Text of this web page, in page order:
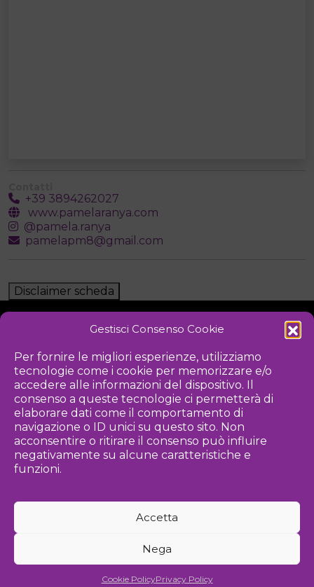
Gestisci Consenso Cookie
Per fornire le migliori esperienze, utilizziamo
tecnologie come i cookie per memorizzare e/o
accedere alle informazioni del dispositivo. Il
consenso a queste tecnologie ci permetterà di
elaborare dati come il comportamento di
navigazione o ID unici su questo sito. Non
acconsentire o ritirare il consenso può influire
negativamente su alcune caratteristiche e
funzioni.
Accetta
Nega
Cookie PolicyPrivacy Policy
+39 3894262027
www.pamelaranya.com
@pamela.ranya
pamelapm8@gmail.com
Disclaimer scheda
PRIVACY POLICY
Iniziativa
Associazione culturale per la promozione delle arti visive
2026 Associazione Kou - [cf] 97815340589